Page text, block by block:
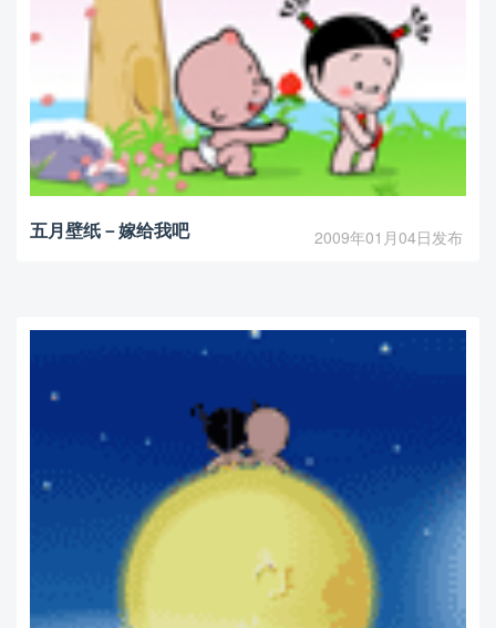
五月壁纸－嫁给我吧 2009年01月04日发布